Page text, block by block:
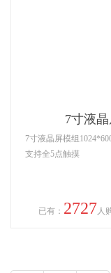
7寸液
7寸液晶屏模组
支持全5点触摸
已有： 2727人